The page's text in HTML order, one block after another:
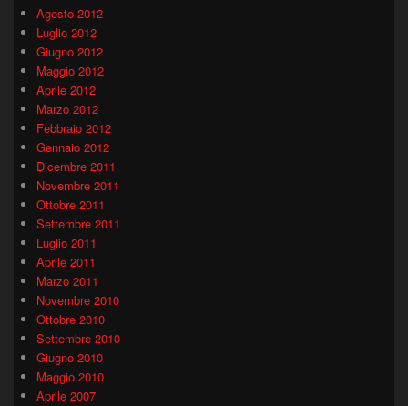
Agosto 2012
Luglio 2012
Giugno 2012
Maggio 2012
Aprile 2012
Marzo 2012
Febbraio 2012
Gennaio 2012
Dicembre 2011
Novembre 2011
Ottobre 2011
Settembre 2011
Luglio 2011
Aprile 2011
Marzo 2011
Novembre 2010
Ottobre 2010
Settembre 2010
Giugno 2010
Maggio 2010
Aprile 2007